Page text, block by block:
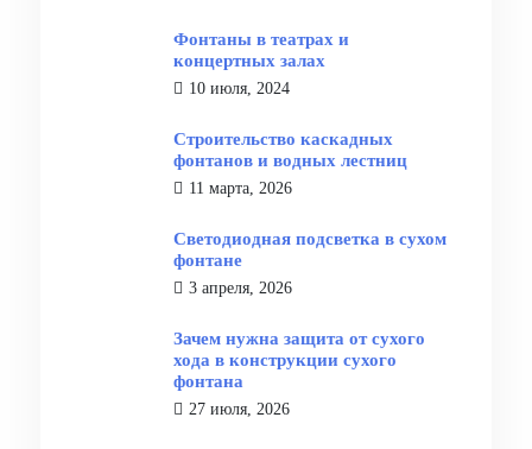
Фонтаны в театрах и
концертных залах
10 июля, 2024
Строительство каскадных
фонтанов и водных лестниц
11 марта, 2026
Светодиодная подсветка в сухом
фонтане
3 апреля, 2026
Зачем нужна защита от сухого
хода в конструкции сухого
фонтана
27 июля, 2026